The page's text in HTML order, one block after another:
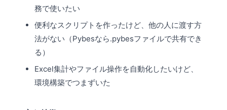
務で使いたい
便利なスクリプトを作ったけど、他の人に渡す方
法がない（Pybesなら.pybesファイルで共有でき
る）
Excel集計やファイル操作を自動化したいけど、
環境構築でつまずいた